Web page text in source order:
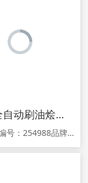
直销全自动刷油烩面胚机 包子皮 饺子皮机 面坯成型机定制r
商品参数编号：254988品牌：other/其他型号：other/其他颜色分类：定金 双排 三排商品详情 欢迎光临本店！本商品详情图片仅支持手机端查看。 请用手机扫描本商品二维码后，在手机中查看购买本商品，谢谢！ 1.关于产品宣传，由